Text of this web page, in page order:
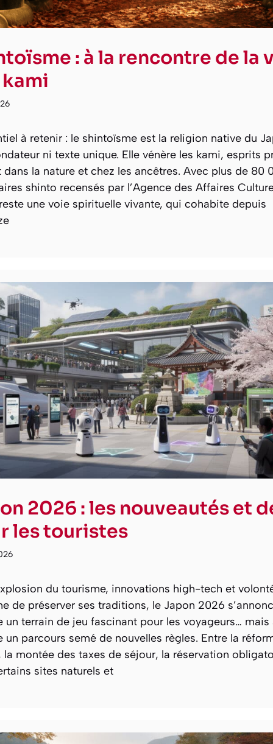
: à la rencontre de la
à retenir : le shintoïsme est la religion native du
ni texte unique. Elle vénère les kami, esprits
la nature et chez les ancêtres. Avec plus de 80
shinto recensés par l’Agence des Affaires
une voie spirituelle vivante, qui cohabite depuis
2026 : les nouveautés et
les touristes
du tourisme, innovations high-tech et
de préserver ses traditions, le Japon 2026
un terrain de jeu fascinant pour les voyageurs… mais
un parcours semé de nouvelles règles. Entre la
la montée des taxes de séjour, la réservation
sites naturels et